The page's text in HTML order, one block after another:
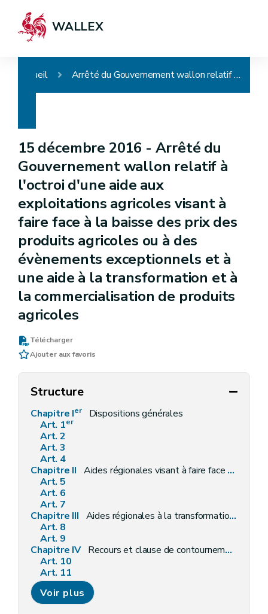
WALLEX
Accueil Arrêté du Gouvernement wallon relatif à l'octroi d'une aide aux exploitations agricoles visant à faire face à la baisse des prix des produits agricoles ou à des évènements exceptionnels et à une aide à la transformation et à la commercialisation de produits agricoles
15 décembre 2016 - Arrêté du
Gouvernement wallon relatif à
l'octroi d'une aide aux
exploitations agricoles visant à
faire face à la baisse des prix des
produits agricoles ou à des
évènements exceptionnels et à
une aide à la transformation et à
la commercialisation de produits
agricoles
Télécharger
Ajouter aux favoris
Structure
Chapitre Ier
Dispositions générales
Art. 1er
Art. 2
Art. 3
Art. 4
Chapitre II Aides régionales visant à faire face à la baisse des prix des produits agricoles ou à des évènements exceptionnels
Art. 5
Art. 6
Art. 7
Chapitre III Aides régionales à la transformation et à la commercialisation de produits agricoles
Art. 8
Art. 9
Chapitre IV Recours et clause de contournement
Art. 10
Art. 11
Chapitre V Dispositions finales
Art. 12
Art. 13
Voir plus